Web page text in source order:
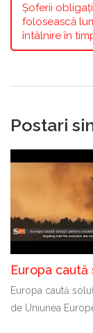
Șoferii
folosească
întâlnire în
Postari
Europa
Europa caută
de Uniunea